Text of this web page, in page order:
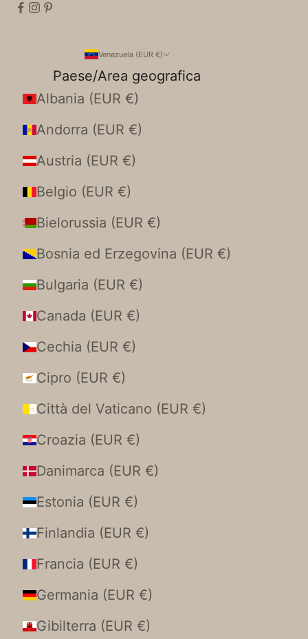
Venezuela (EUR €)
Paese/Area geografica
Albania (EUR €)
Andorra (EUR €)
Austria (EUR €)
Belgio (EUR €)
Bielorussia (EUR €)
Bosnia ed Erzegovina (EUR €)
Bulgaria (EUR €)
Canada (EUR €)
Cechia (EUR €)
Cipro (EUR €)
Città del Vaticano (EUR €)
Croazia (EUR €)
Danimarca (EUR €)
Estonia (EUR €)
Finlandia (EUR €)
Francia (EUR €)
Germania (EUR €)
Gibilterra (EUR €)